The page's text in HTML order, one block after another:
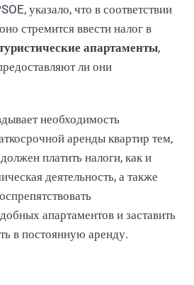
указало, что в соответствии
стремится ввести налог в
апартаменты,
ли они
необходимость
аренды квартир тем,
платить налоги, как и
деятельность, а также
апартаментов и заставить
в постоянную аренду.